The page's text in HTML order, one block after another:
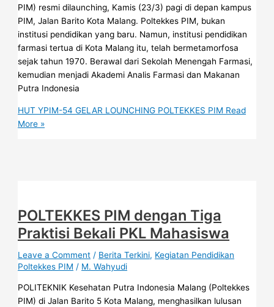
PIM) resmi dilaunching, Kamis (23/3) pagi di depan kampus
PIM, Jalan Barito Kota Malang. Poltekkes PIM, bukan
institusi pendidikan yang baru. Namun, institusi pendidikan
farmasi tertua di Kota Malang itu, telah bermetamorfosa
sejak tahun 1970. Berawal dari Sekolah Menengah Farmasi,
kemudian menjadi Akademi Analis Farmasi dan Makanan
Putra Indonesia
HUT YPIM-54 GELAR LOUNCHING POLTEKKES PIM Read
More »
POLTEKKES PIM dengan Tiga
Praktisi Bekali PKL Mahasiswa
Leave a Comment / Berita Terkini, Kegiatan Pendidikan
Poltekkes PIM / M. Wahyudi
POLITEKNIK Kesehatan Putra Indonesia Malang (Poltekkes
PIM) di Jalan Barito 5 Kota Malang, menghasilkan lulusan